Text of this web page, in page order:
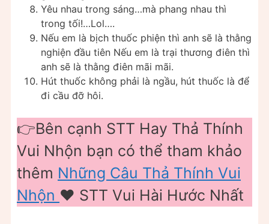
Yêu nhau trong sáng…mà phang nhau thì
trong tối!…Lol….
Nếu em là bịch thuốc phiện thì anh sẽ là thằng
nghiện đầu tiên Nếu em là trại thương điên thì
anh sẽ là thằng điên mãi mãi.
Hút thuốc không phải là ngầu, hút thuốc là để
đi cầu đỡ hôi.
👉Bên cạnh STT Hay Thả Thính
Vui Nhộn bạn có thể tham khảo
thêm Những Câu Thả Thính Vui
Nhộn ❤️️ STT Vui Hài Hước Nhất